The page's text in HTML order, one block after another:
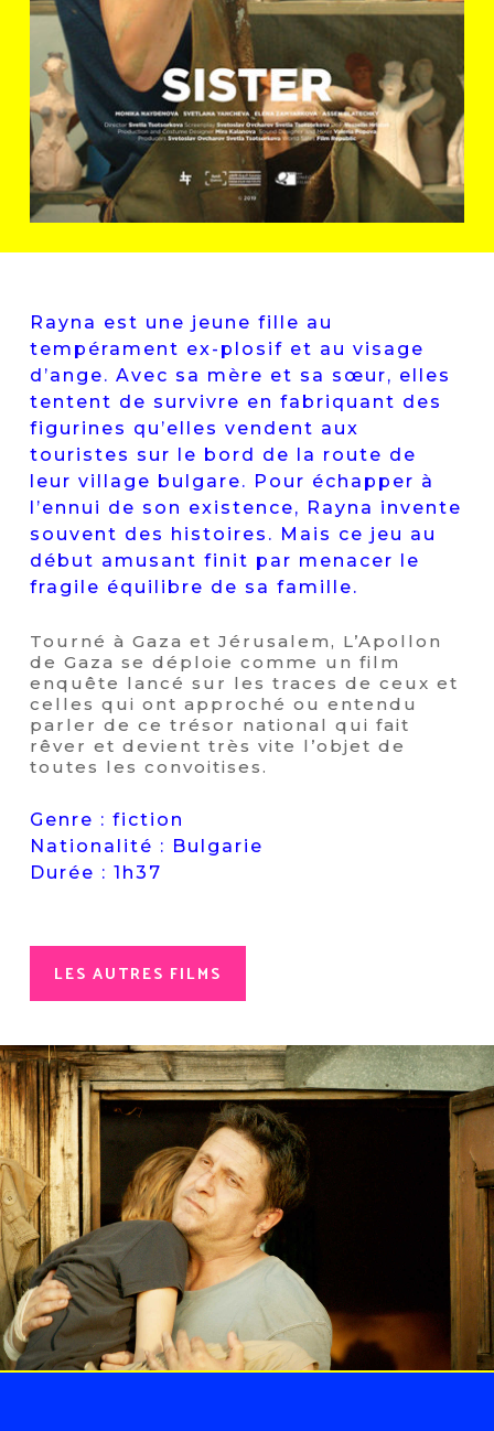
Rayna est une jeune fille au
tempérament ex-plosif et au visage
d’ange. Avec sa mère et sa sœur, elles
tentent de survivre en fabriquant des
figurines qu’elles vendent aux
touristes sur le bord de la route de
leur village bulgare. Pour échapper à
l’ennui de son existence, Rayna invente
souvent des histoires. Mais ce jeu au
début amusant finit par menacer le
fragile équilibre de sa famille.
Tourné à Gaza et Jérusalem, L’Apollon
de Gaza se déploie comme un film
enquête lancé sur les traces de ceux et
celles qui ont approché ou entendu
parler de ce trésor national qui fait
rêver et devient très vite l’objet de
toutes les convoitises.
Genre : fiction
Nationalité : Bulgarie
Durée : 1h37
LES AUTRES FILMS